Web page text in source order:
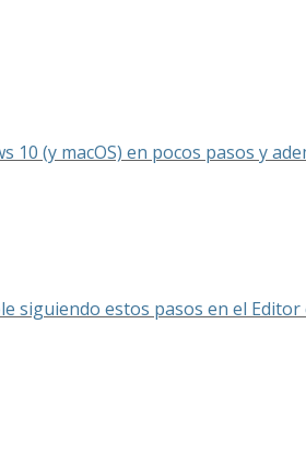
(y macOS) en pocos pasos y
siguiendo estos pasos en el